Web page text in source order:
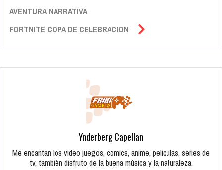
AVENTURA NARRATIVA
FORTNITE COPA DE CELEBRACION
Ynderberg Capellan
Me encantan los video juegos, comics, anime, peliculas, series de
tv, también disfruto de la buena música y la naturaleza.